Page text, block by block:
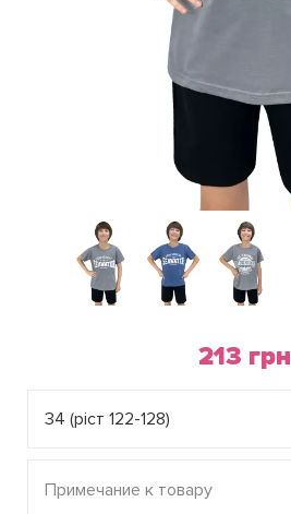
213 грн
34 (ріст 122-128)